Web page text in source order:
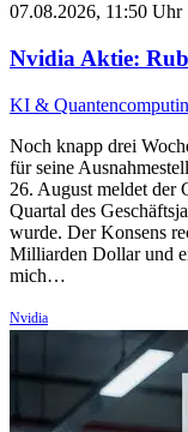
07.08.2026, 11:50 Uhr
Nvidia Aktie:
KI &
Noch knapp drei
für seine
26. August meldet der
Quartal des
wurde. Der Konsens
Milliarden Dollar und
mich…
Nvidia